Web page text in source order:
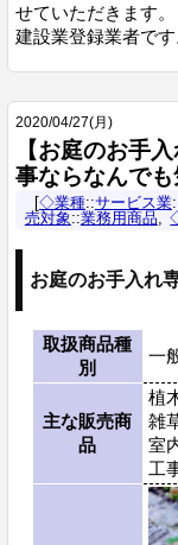
せていただきます。
建設業登録業者で
2020/04/27(月)
【お庭のお手
事ならなんでも
◇業種::サービス業
売対象 ::業務用商品
お庭のお手入れ
取扱商品種
別
一
主な販売商
品
植
雑
室
工